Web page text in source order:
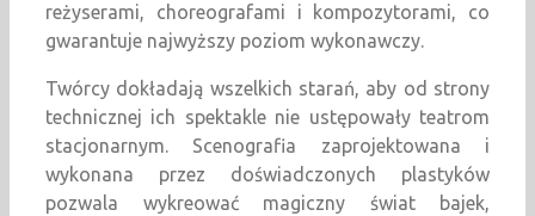
reżyserami, choreografami i kompozytorami, co
gwarantuje najwyższy poziom wykonawczy.
Twórcy dokładają wszelkich starań, aby od strony
technicznej ich spektakle nie ustępowały teatrom
stacjonarnym. Scenografia zaprojektowana i
wykonana przez doświadczonych plastyków
pozwala wykreować magiczny świat bajek,